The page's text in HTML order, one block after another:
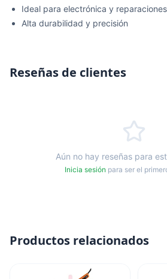
Ideal para electrónica y reparaciones
Alta durabilidad y precisión
Reseñas de clientes
Aún no hay reseñas para
Inicia sesión para ser el
Productos relacionados